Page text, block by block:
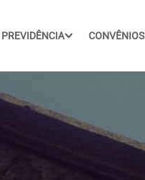
PREVIDÊNCIA CONVÊNIOS